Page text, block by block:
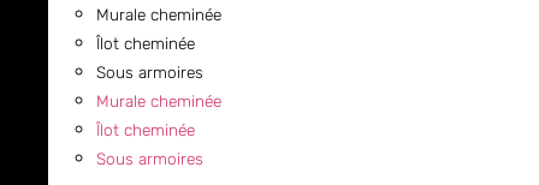
Murale cheminée
Îlot cheminée
Sous armoires
Murale cheminée
Îlot cheminée
Sous armoires